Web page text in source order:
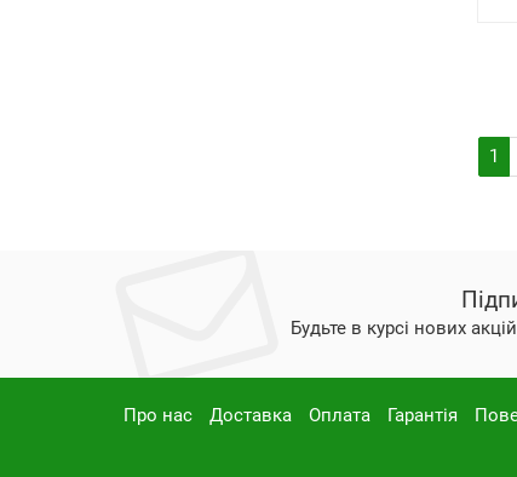
1
Будьте в курсі нових
Про нас Доставка Оплата Гарантія